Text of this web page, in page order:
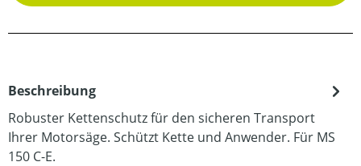
Beschreibung
Robuster Kettenschutz für den sicheren Transport
Ihrer Motorsäge. Schützt Kette und Anwender. Für MS
150 C-E.